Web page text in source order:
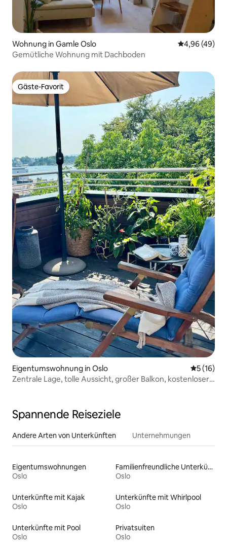
Wohnung in Gamle Oslo
4,96 (49)
Gemütliche Wohnung mit Dachboden
Gäste-Favorit
Gäste-Favorit
Eigentumswohnung in Oslo
5 (16)
Zentrale Lage, tolle Aussicht, großer Balkon, kostenloser
Spannende Reiseziele
Andere Arten von Unterkünften Unternehmungen
Eigentumswohnungen
Oslo
Familienfreundliche Unterkünfte
Oslo
Unterkünfte mit Kajak
Oslo
Unterkünfte mit Whirlpool
Oslo
Unterkünfte mit Pool
Oslo
Privatsuiten
Oslo